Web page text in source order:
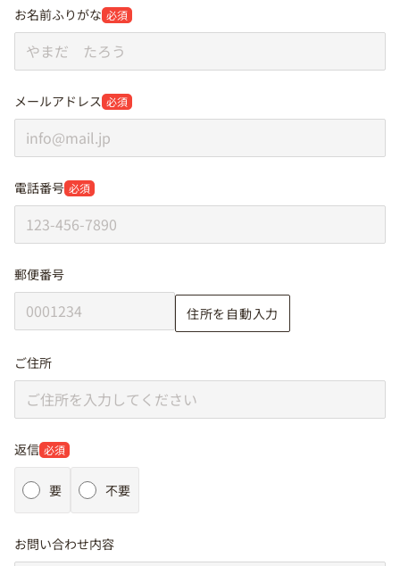
お名前ふりがな 必須
メールアドレス 必須
電話番号 必須
郵便番号
住所を自動入力
ご住所
返信 必須
要 不要
お問い合わせ内容